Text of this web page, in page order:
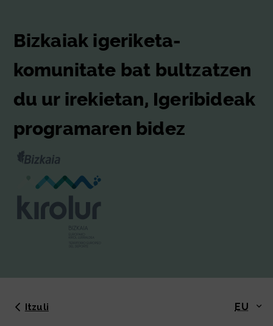
Bizkaiak igeriketa-
komunitate bat bultzatzen
du ur irekietan, Igeribideak
programaren bidez
Itzuli EU